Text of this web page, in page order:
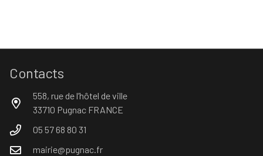
Contacts
558, rue de l’hôtel de ville
33710 Pugnac FRANCE
05 57 68 80 31
mairie@pugnac.fr